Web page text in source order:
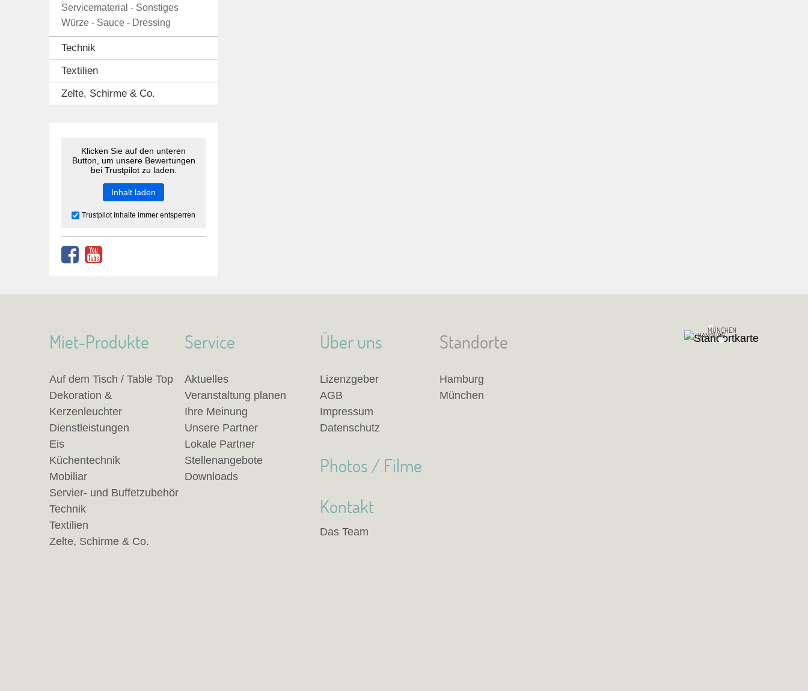
Servicematerial - Sonstiges
Würze - Sauce - Dressing
Technik
Textilien
Zelte, Schirme & Co.
Klicken Sie auf den unteren
Button, um unsere Bewertungen
bei Trustpilot zu laden.
Inhalt laden
Trustpilot Inhalte immer entsperren
Standorte
Hamburg
München
HAMBURG
MÜNCHEN
Miet-Produkte
Auf dem Tisch / Table Top
Dekoration &
Kerzenleuchter
Dienstleistungen
Eis
Küchentechnik
Mobiliar
Servier- und Buffetzubehör
Technik
Textilien
Zelte, Schirme & Co.
Service
Aktuelles
Veranstaltung planen
Ihre Meinung
Unsere Partner
Lokale Partner
Stellenangebote
Downloads
Über uns
Lizenzgeber
AGB
Impressum
Datenschutz
Photos / Filme
Kontakt
Das Team